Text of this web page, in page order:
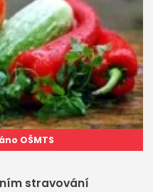
OŠMTS
stravování